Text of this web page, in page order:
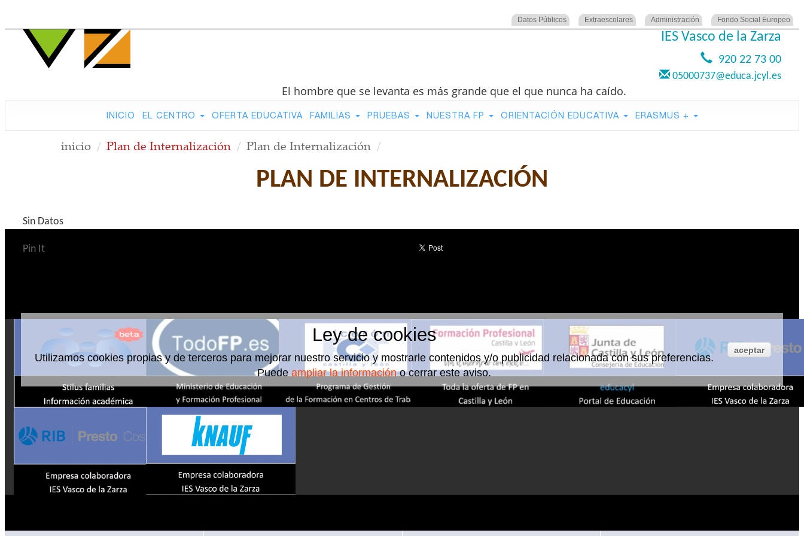
Datos Públicos Extraescolares Administración Fondo Social Europeo
IES Vasco de la Zarza
920 22 73 00
05000737@educa.jcyl.es
El hombre que se levanta es más grande que el que nunca ha caído.
INICIO EL CENTRO OFERTA EDUCATIVA FAMILIAS PRUEBAS NUESTRA FP ORIENTACIÓN EDUCATIVA ERASMUS +
inicio Plan de Internalización Plan de Internalización
PLAN DE INTERNALIZACIÓN
Sin Datos
Pin It
Ley de cookies
Utilizamos cookies propias y de terceros para mejorar nuestro servicio y mostrarle contenidos y/o publicidad relacionada con sus preferencias.
Puedeampliar la informacióno cerrar este aviso.
aceptar